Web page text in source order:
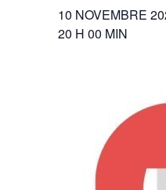
10 NOVEMBRE
20 H 00 MIN